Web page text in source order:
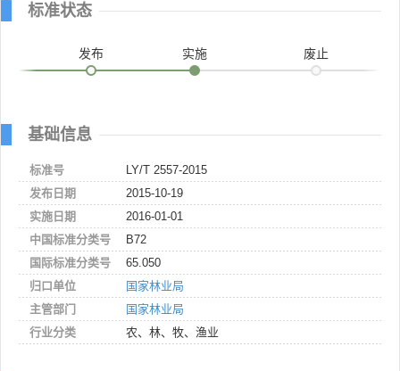
标准状态
发布 实施 废止
基础信息
标准号
LY/T 2557-2015
发布日期
2015-10-19
实施日期
2016-01-01
中国标准分类号
B72
国际标准分类号
65.050
归口单位
国家林业局
主管部门
国家林业局
行业分类
农、林、牧、渔业